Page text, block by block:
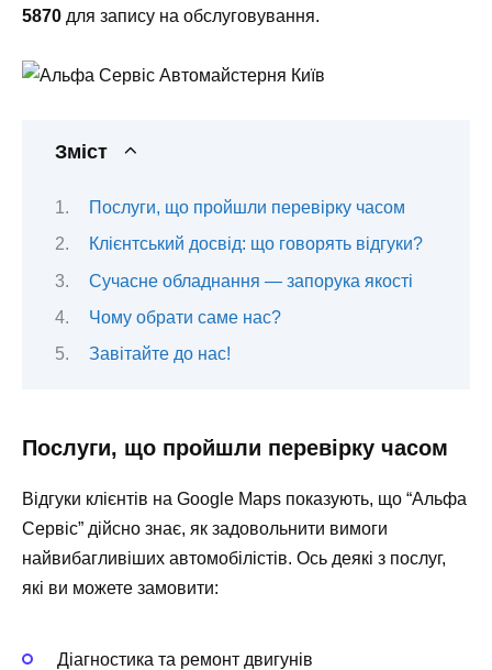
5870 для запису на обслуговування.
Зміст
Послуги, що пройшли перевірку часом
Клієнтський досвід: що говорять відгуки?
Сучасне обладнання — запорука якості
Чому обрати саме нас?
Завітайте до нас!
Послуги, що пройшли перевірку часом
Відгуки клієнтів на Google Maps показують, що “Альфа
Сервіс” дійсно знає, як задовольнити вимоги
найвибагливіших автомобілістів. Ось деякі з послуг,
які ви можете замовити:
Діагностика та ремонт двигунів